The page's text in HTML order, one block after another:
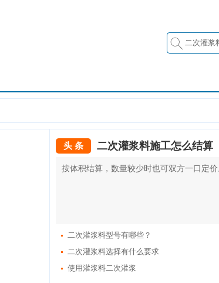
头 条 二次灌浆料施工怎么结算
按体积结算，数量较少时也可双方一口定价
二次灌浆料型号有哪些？
二次灌浆料选择有什么要求
使用灌浆料二次灌浆